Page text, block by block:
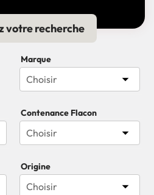
votre recherche
Marque
Choisir 
Contenance Flacon
Choisir 
Origine
Choisir 